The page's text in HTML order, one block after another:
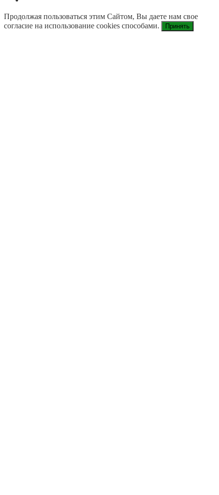
Продолжая пользоваться этим Сайтом, Вы даете нам свое
согласие на использование cookies способами.
Принять